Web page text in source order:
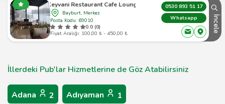
Keyvani Restaurant Cafe Lounge
Bayburt, Merkez
Posta Kodu: 69010
0.0 (0)
Fiyat Aralığı: 100,00 ₺ - 450,00 ₺
0530 893 51 17
Whatsapp
İncele
İllerdeki Pub'lar Hizmetlerine de Göz Atabilirsiniz
Adana 2 Adıyaman 1